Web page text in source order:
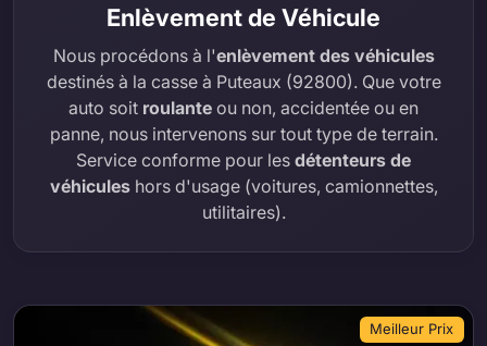
Enlèvement de Véhicule
Nous procédons à l'enlèvement des véhicules
destinés à la casse à Puteaux (92800). Que votre
auto soit roulante ou non, accidentée ou en
panne, nous intervenons sur tout type de terrain.
Service conforme pour les détenteurs de
véhiculeshors d'usage (voitures, camionnettes,
utilitaires).
Meilleur Prix